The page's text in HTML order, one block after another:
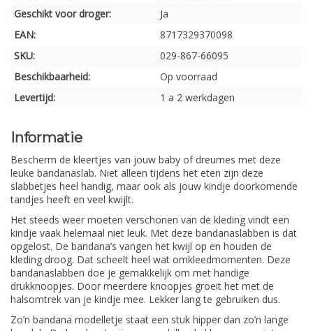
Geschikt voor droger:
Ja
EAN:
8717329370098
SKU:
029-867-66095
Beschikbaarheid:
Op voorraad
Levertijd:
1 a 2 werkdagen
Informatie
Bescherm de kleertjes van jouw baby of dreumes met deze
leuke bandanaslab. Niet alleen tijdens het eten zijn deze
slabbetjes heel handig, maar ook als jouw kindje doorkomende
tandjes heeft en veel kwijlt.
Het steeds weer moeten verschonen van de kleding vindt een
kindje vaak helemaal niet leuk. Met deze bandanaslabben is dat
opgelost. De bandana’s vangen het kwijl op en houden de
kleding droog. Dat scheelt heel wat omkleedmomenten. Deze
bandanaslabben doe je gemakkelijk om met handige
drukknoopjes. Door meerdere knoopjes groeit het met de
halsomtrek van je kindje mee. Lekker lang te gebruiken dus.
Zo’n bandana modelletje staat een stuk hipper dan zo’n lange